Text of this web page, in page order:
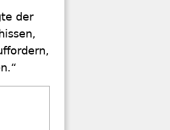
der